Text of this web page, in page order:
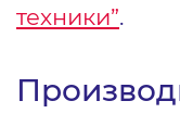
техники”.